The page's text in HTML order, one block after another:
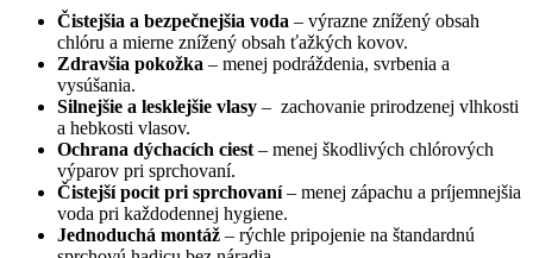
Čistejšia a bezpečnejšia voda – výrazne znížený obsah
chlóru a mierne znížený obsah ťažkých kovov.
Zdravšia pokožka – menej podráždenia, svrbenia a
vysúšania.
Silnejšie a lesklejšie vlasy – zachovanie prirodzenej vlhkosti
a hebkosti vlasov.
Ochrana dýchacích ciest – menej škodlivých chlórových
výparov pri sprchovaní.
Čistejší pocit pri sprchovaní– menej zápachu a príjemnejšia
voda pri každodennej hygiene.
Jednoduchá montáž – rýchle pripojenie na štandardnú